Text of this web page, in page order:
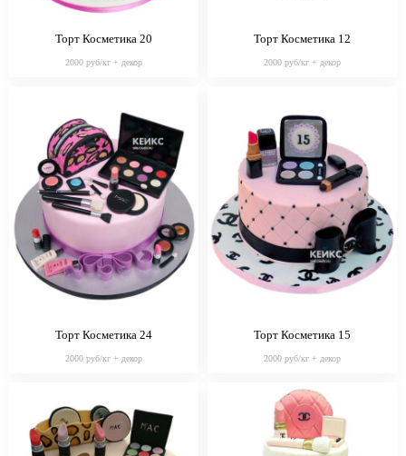
Торт Косметика 20
2000 руб/кг + декор
Торт Косметика 12
2000 руб/кг + декор
Торт Косметика 24
2000 руб/кг + декор
Торт Косметика 15
2000 руб/кг + декор